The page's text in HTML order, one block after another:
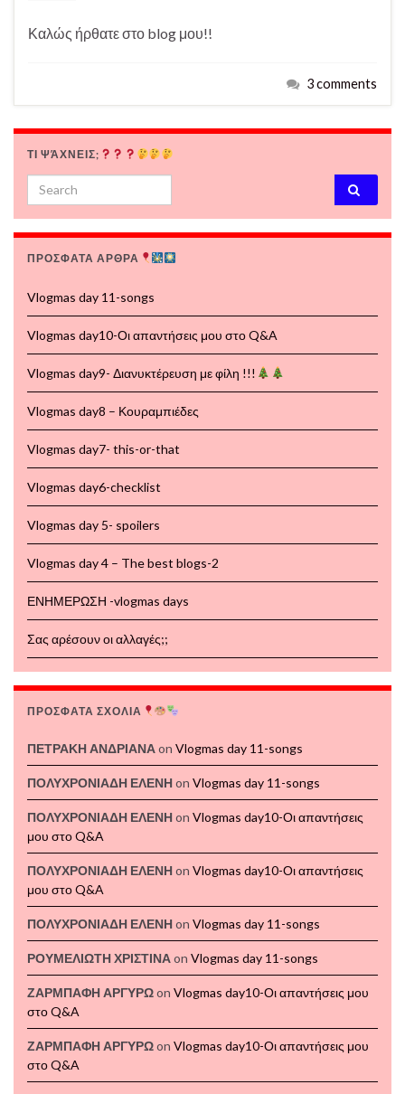
Καλώς ήρθατε στο blog μου!!
3 comments
ΤΙ ΨΆΧΝΕΙΣ;
Search for:
ΠΡΟΣΦΑΤΑ ΑΡΘΡΑ
Vlogmas day 11-songs
Vlogmas day10-Οι απαντήσεις μου στο Q&A
Vlogmas day9- Διανυκτέρευση με φίλη !!!
Vlogmas day8 – Κουραμπιέδες
Vlogmas day7- this-or-that
Vlogmas day6-checklist
Vlogmas day 5- spoilers
Vlogmas day 4 – The best blogs-2
ΕΝΗΜΕΡΩΣΗ -vlogmas days
Σας αρέσουν οι αλλαγές;;
ΠΡΟΣΦΑΤΑ ΣΧΟΛΙΑ
ΠΕΤΡΑΚΗ ΑΝΔΡΙΑΝΑon Vlogmas day 11-songs
ΠΟΛΥΧΡΟΝΙΑΔΗ ΕΛΕΝΗon Vlogmas day 11-songs
ΠΟΛΥΧΡΟΝΙΑΔΗ ΕΛΕΝΗon Vlogmas day10-Οι απαντήσεις
μου στο Q&A
ΠΟΛΥΧΡΟΝΙΑΔΗ ΕΛΕΝΗon Vlogmas day10-Οι απαντήσεις
μου στο Q&A
ΠΟΛΥΧΡΟΝΙΑΔΗ ΕΛΕΝΗon Vlogmas day 11-songs
ΡΟΥΜΕΛΙΩΤΗ ΧΡΙΣΤΙΝΑon Vlogmas day 11-songs
ΖΑΡΜΠΑΦΗ ΑΡΓΥΡΩon Vlogmas day10-Οι απαντήσεις μου
στο Q&A
ΖΑΡΜΠΑΦΗ ΑΡΓΥΡΩon Vlogmas day10-Οι απαντήσεις μου
στο Q&A